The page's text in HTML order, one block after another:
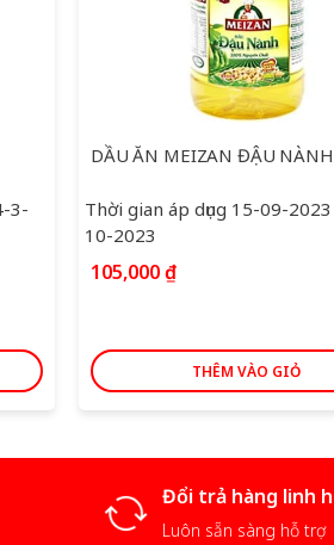
3-
DẦU ĂN MEIZAN ĐẬU
Thời gian áp dụng 15-09-
10-2023
105,000₫
THÊM VÀO GIỎ
Đổi trả hàng linh
Luôn sẵn sàng hỗ trợ